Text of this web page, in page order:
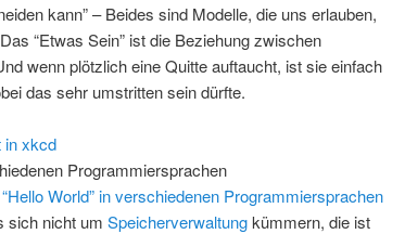
kann” – Beides sind Modelle, die uns erlauben,
“Etwas Sein” ist die Beziehung zwischen
wenn plötzlich eine Quitte auftaucht, ist sie einfach
das sehr umstritten sein dürfte.
in xkcd
Programmiersprachen
“Hello World” in verschiedenen Programmiersprachen
sich nicht um Speicherverwaltungkümmern, die ist